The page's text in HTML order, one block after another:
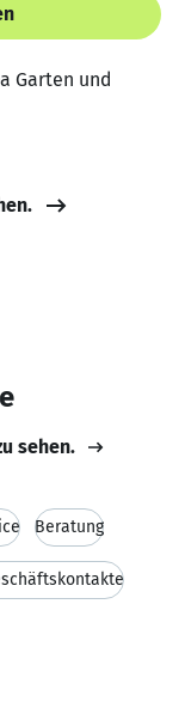
Garten und
sehen.
Beratung